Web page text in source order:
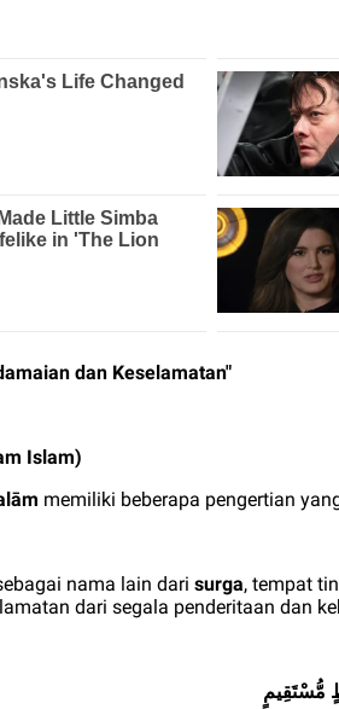
dan Keselamatan"
Islam)
memiliki beberapa pengertian
nama lain dari surga, tempat
dari segala penderitaan dan
مُّسْتَقِيمٍ